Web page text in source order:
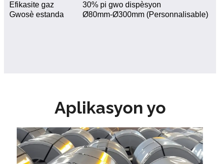
Efikasite gaz
30% pi gwo dispèsyon
Gwosè estanda
Ø80mm-Ø300mm (Personnalisable)
Aplikasyon yo